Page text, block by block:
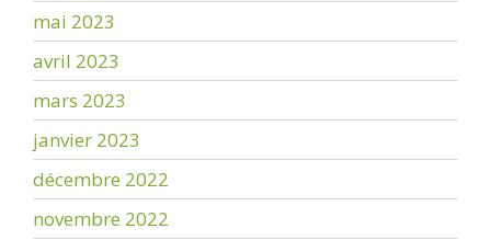
mai 2023
avril 2023
mars 2023
janvier 2023
décembre 2022
novembre 2022